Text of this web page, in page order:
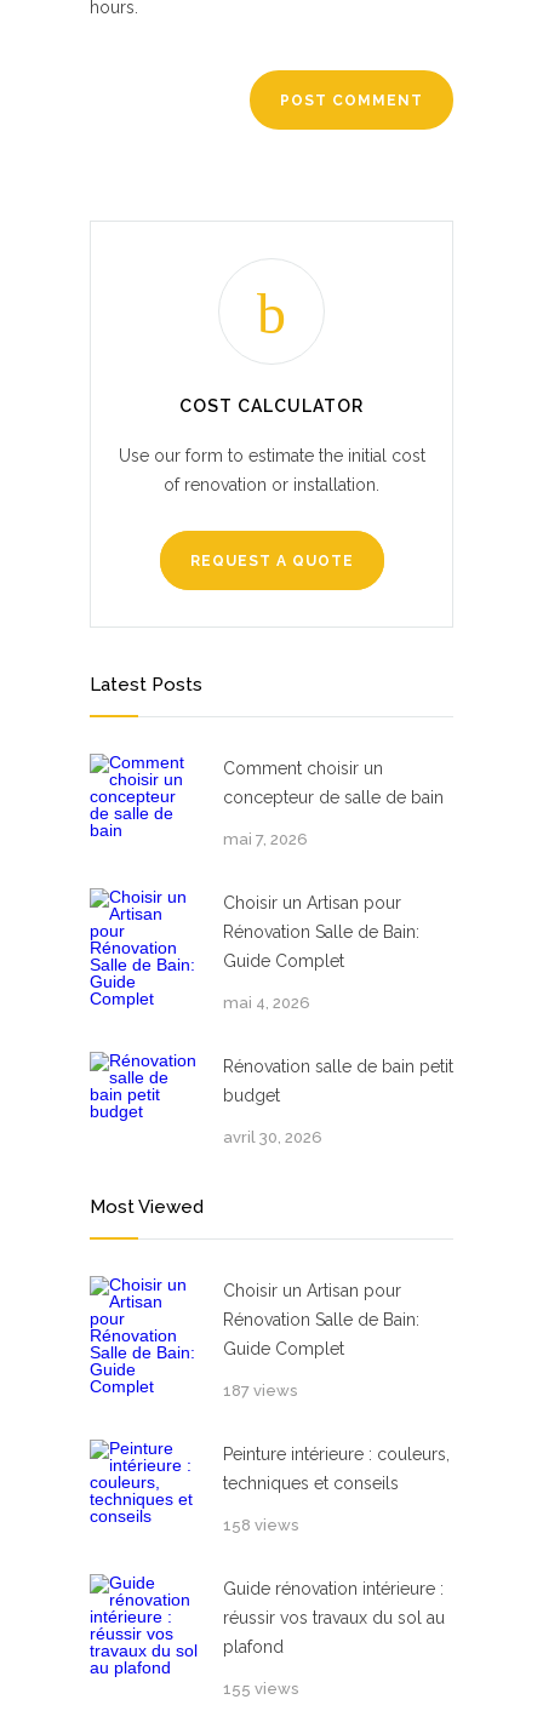
hours.
COST CALCULATOR
Use our form to estimate the initial cost
of renovation or installation.
REQUEST A QUOTE
Latest Posts
Comment choisir un
concepteur de salle de bain
mai 7, 2026
Choisir un Artisan pour
Rénovation Salle de Bain:
Guide Complet
mai 4, 2026
Rénovation salle de bain petit
budget
avril 30, 2026
Most Viewed
Choisir un Artisan pour
Rénovation Salle de Bain:
Guide Complet
187 views
Peinture intérieure : couleurs,
techniques et conseils
158 views
Guide rénovation intérieure :
réussir vos travaux du sol au
plafond
155 views